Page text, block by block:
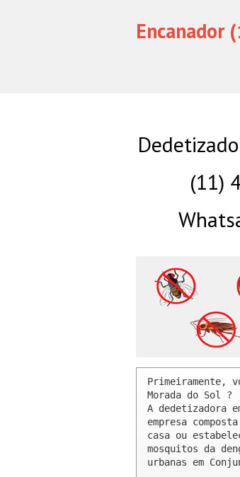
Encanador
(11)
Primeiramente,
Morada do Sol ?
A dedetizadora
empresa
casa ou
mosquitos da
urbanas em